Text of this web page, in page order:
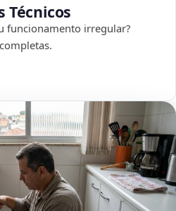
Técnicos
funcionamento irregular?